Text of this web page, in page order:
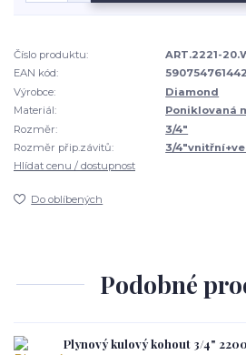
Číslo produktu:
ART.2221-
EAN kód:
Výrobce:
Diamond
Materiál:
Poniklovaná
Rozměr:
3/4"
Rozměr přip.závitů:
3/
Hlídat cenu / dostupnost
Do oblíbených
Podobné
Plynový kulový kohout 3/4" 2200